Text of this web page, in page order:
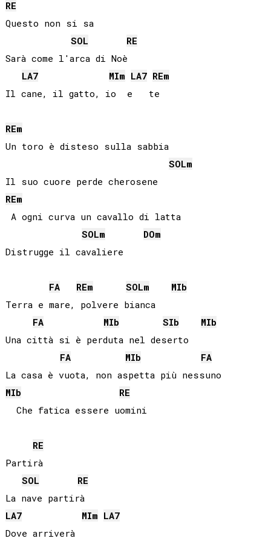
RE
Questo non si sa
SOL
RE
Sarà come l'arca di Noè
LA7 MIm LA7 REm
REm
Un toro è disteso sulla sabbia
SOLm
REm
A ogni curva un cavallo di latta
SOLm DOm
FA REm SOLm
MIb
Terra e mare, polvere bianca
FA
MIb SIb
MIb
Una città si è perduta nel deserto
FA
MIb
FA
MIb
RE
RE
Partirà
SOL
RE
La nave partirà
LA7 MIm LA7
Dove arriverà